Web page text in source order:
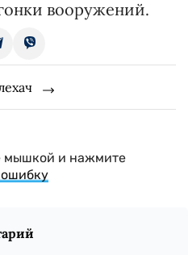
вооружений.
мышкой и нажмите
ошибку